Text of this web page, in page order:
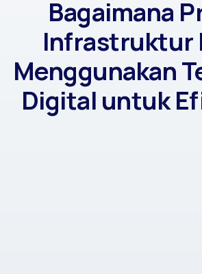
Bagaimana
Infrastruktur
Menggunakan
Digital untuk